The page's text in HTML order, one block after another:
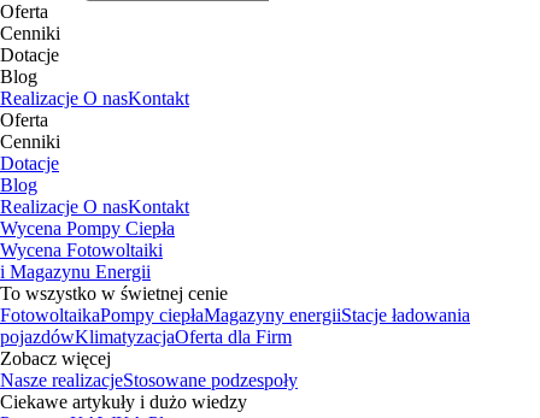
Oferta
Cenniki
Dotacje
Blog
Realizacje O nasKontakt
Oferta
Cenniki
Dotacje
Blog
Realizacje O nasKontakt
Wycena Pompy Ciepła
Wycena Fotowoltaiki
i Magazynu Energii
To wszystko w świetnej cenie
FotowoltaikaPompy ciepłaMagazyny energiiStacje ładowania
pojazdówKlimatyzacjaOferta dla Firm
Zobacz więcej
Nasze realizacjeStosowane podzespoły
Ciekawe artykuły i dużo wiedzy